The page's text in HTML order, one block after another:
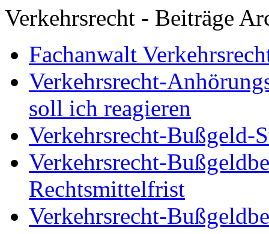
Verkehrsrecht - Beiträge
Fachanwalt
Verkehrsrecht-
soll ich reagieren
Verkehrsrecht-Bußgeld-
Verkehrsrecht-
Rechtsmittelfrist
Verkehrsrecht-